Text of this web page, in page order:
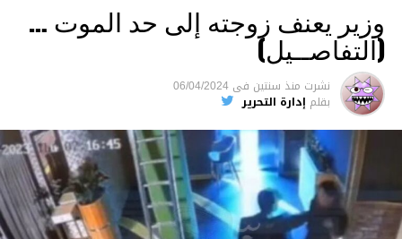
وزير يعنف زوجته إلى حد الموت …
(التفاصــيل)
نشرت منذ سنتين فى 06/04/2024
بقلم إدارة التحرير